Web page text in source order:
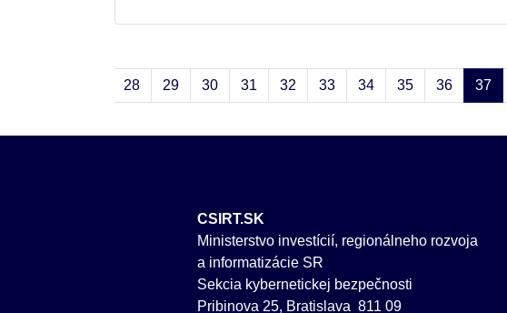
28 29 30 31 32 33 34 35 36 37
CSIRT.SK
Ministerstvo investícií, regionálneho rozvoja
a informatizácie SR
Sekcia kybernetickej bezpečnosti
Pribinova 25, Bratislava 811 09